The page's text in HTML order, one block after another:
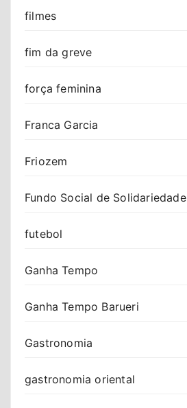
filmes
fim da greve
força feminina
Franca Garcia
Friozem
Fundo Social de Solidariedade
futebol
Ganha Tempo
Ganha Tempo Barueri
Gastronomia
gastronomia oriental